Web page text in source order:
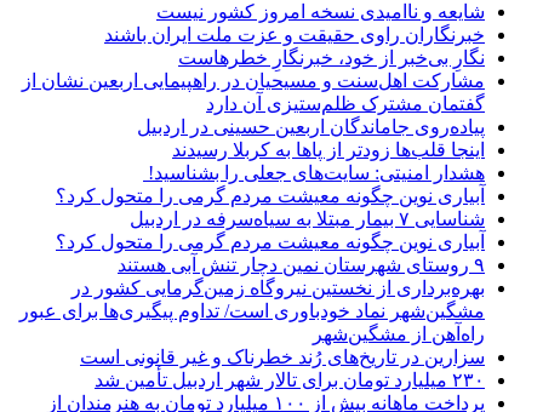
شایعه و ناامیدی نسخه امروز کشور نیست
خبرنگاران راوی حقیقت و عزت ملت ایران باشند
نگارِ بی‌خبر از خود، خبرنگارِ خطرهاست
مشارکت اهل‌سنت و مسیحیان در راهپیمایی اربعین نشان از
گفتمان مشترک ظلم‌ستیزی آن دارد
پیاده‌روی جاماندگان اربعین حسینی در اردبیل
اینجا قلب‌ها زودتر از پاها به کربلا رسیدند
هشدار امنیتی: سایت‌های جعلی را بشناسید!
آبیاری نوین چگونه معیشت مردم گرمی را متحول کرد؟
شناسایی ۷ بیمار مبتلا به سیاه‌سرفه در اردبیل
آبیاری نوین چگونه معیشت مردم گرمی را متحول کرد؟
۹ روستای شهرستان نمین دچار تنش آبی هستند
بهره‌برداری از نخستین نیروگاه زمین‌گرمایی کشور در
مشگین‌شهر نماد خودباوری است/ تداوم پیگیری‌ها برای عبور
راه‌آهن از مشگین‌شهر
سزارین در تاریخ‌های رُند خطرناک و غیر قانونی است
۲۳۰ میلیارد تومان برای تالار شهر اردبیل تأمین شد
پرداخت ماهانه بیش از ۱۰۰ میلیارد تومان به هنرمندان از